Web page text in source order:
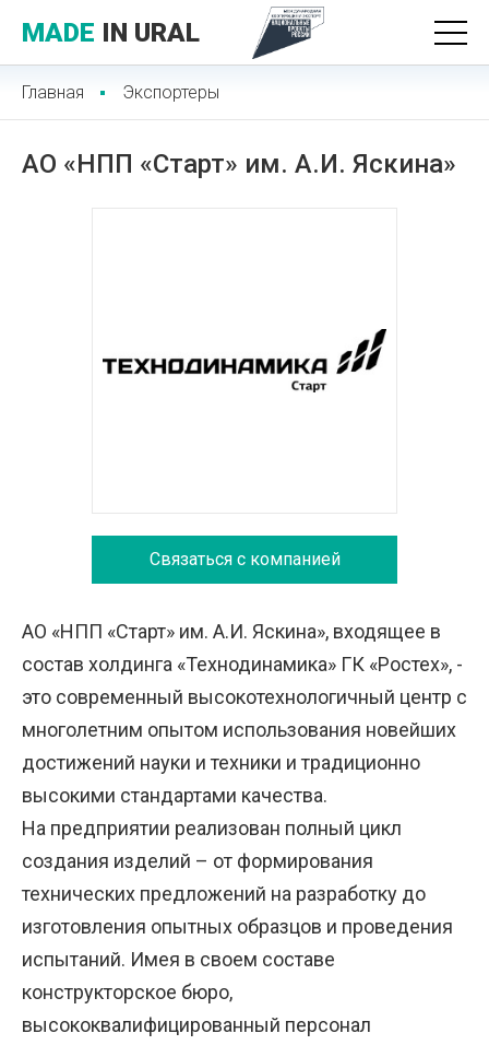
MADE IN URAL
Главная Экспортеры
АО «НПП «Старт» им. А.И. Яскина»
Связаться с компанией
АО «НПП «Старт» им. А.И. Яскина», входящее в
состав холдинга «Технодинамика» ГК «Ростех», -
это современный высокотехнологичный центр с
многолетним опытом использования новейших
достижений науки и техники и традиционно
высокими стандартами качества.
На предприятии реализован полный цикл
создания изделий – от формирования
технических предложений на разработку до
изготовления опытных образцов и проведения
испытаний. Имея в своем составе
конструкторское бюро,
высококвалифицированный персонал